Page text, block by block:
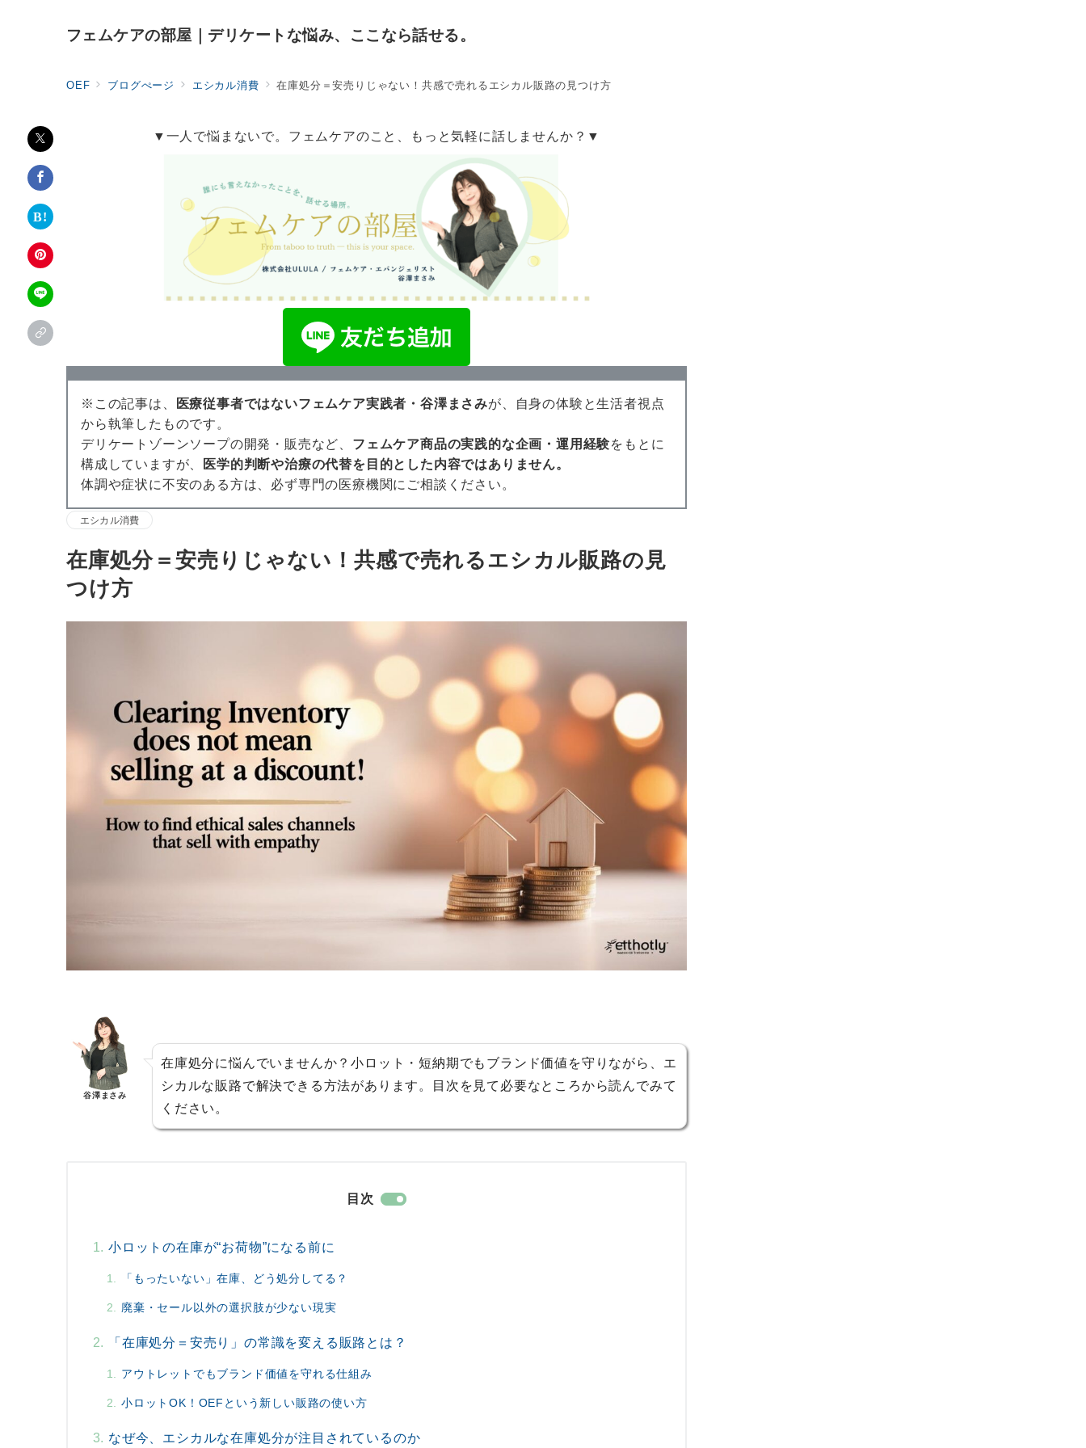
フェムケアの部屋｜デリケートな悩み、ここなら話せる。
OEF ブログぺージ エシカル消費 在庫処分＝安売りじゃない！共感で売れるエシカル販路の見つけ方
▼一人で悩まないで。フェムケアのこと、もっと気軽に話しませんか？▼
※この記事は、 医療従事者ではないフェムケア実践者・谷澤まさみが、自身の体験と生活者視点
から執筆したものです。
デリケートゾーンソープの開発・販売など、 フェムケア商品の実践的な企画・運用経験をもとに
構成していますが、
医学的判断や治療の代替を目的とした内容ではありません。
体調や症状に不安のある方は、必ず専門の医療機関にご相談ください。
エシカル消費
在庫処分＝安売りじゃない！共感で売れるエシカル販路の見
つけ方
谷澤まさみ
在庫処分に悩んでいませんか？小ロット・短納期でもブランド価値を守りながら、エ
シカルな販路で解決できる方法があります。目次を見て必要なところから読んでみて
ください。
目次
小ロットの在庫が“お荷物”になる前に
「もったいない」在庫、どう処分してる？
廃棄・セール以外の選択肢が少ない現実
「在庫処分＝安売り」の常識を変える販路とは？
アウトレットでもブランド価値を守れる仕組み
小ロットOK！OEFという新しい販路の使い方
なぜ今、エシカルな在庫処分が注目されているのか